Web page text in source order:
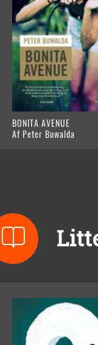
BONITA AVENUE
Af Peter Buwalda